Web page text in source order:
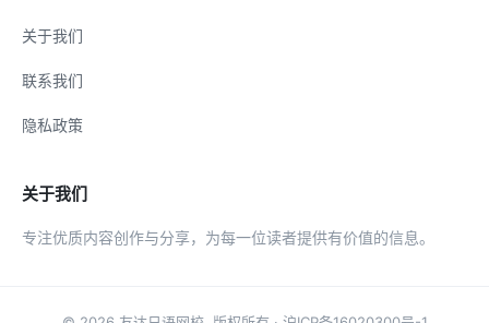
关于我们
联系我们
隐私政策
关于我们
专注优质内容创作与分享，为每一位读者提供有价值的信息。